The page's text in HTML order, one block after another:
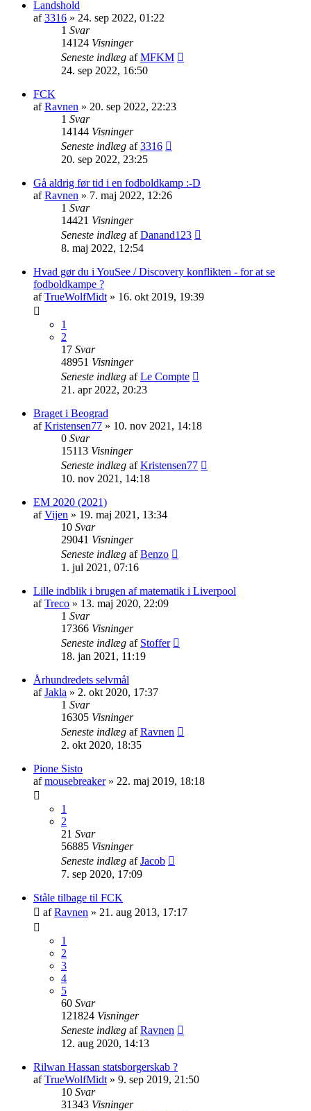
Landshold
af3316 » 24. sep 2022, 01:22
1 Svar
14124 Visninger
Seneste indlæg afMFKM
24. sep 2022, 16:50
FCK
afRavnen » 20. sep 2022, 22:23
1 Svar
14144 Visninger
Seneste indlæg af3316
20. sep 2022, 23:25
Gå aldrig før tid i en fodboldkamp :-D
afRavnen » 7. maj 2022, 12:26
1 Svar
14421 Visninger
Seneste indlæg afDanand123
8. maj 2022, 12:54
Hvad gør du i YouSee / Discovery konflikten - for at se
fodboldkampe ?
afTrueWolfMidt » 16. okt 2019, 19:39
1
2
17 Svar
48951 Visninger
Seneste indlæg afLe Compte
21. apr 2022, 20:23
Braget i Beograd
afKristensen77 » 10. nov 2021, 14:18
0 Svar
15113 Visninger
Seneste indlæg afKristensen77
10. nov 2021, 14:18
EM 2020 (2021)
afVijen » 19. maj 2021, 13:34
10 Svar
29041 Visninger
Seneste indlæg afBenzo
1. jul 2021, 07:16
Lille indblik i brugen af matematik i Liverpool
afTreco » 13. maj 2020, 22:09
1 Svar
17366 Visninger
Seneste indlæg af Stoffer
18. jan 2021, 11:19
Århundredets selvmål
afJakla » 2. okt 2020, 17:37
1 Svar
16305 Visninger
Seneste indlæg afRavnen
2. okt 2020, 18:35
Pione Sisto
afmousebreaker» 22. maj 2019, 18:18
1
2
21 Svar
56885 Visninger
Seneste indlæg afJacob
7. sep 2020, 17:09
Ståle tilbage til FCK
afRavnen » 21. aug 2013, 17:17
1
2
3
4
5
60 Svar
121824 Visninger
Seneste indlæg afRavnen
12. aug 2020, 14:13
Rilwan Hassan statsborgerskab ?
afTrueWolfMidt » 9. sep 2019, 21:50
10 Svar
31343 Visninger